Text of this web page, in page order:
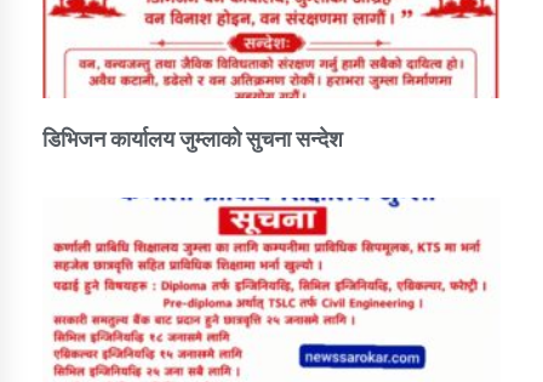
डिभिजन कार्यालय जुम्लाको सुचना सन्देश